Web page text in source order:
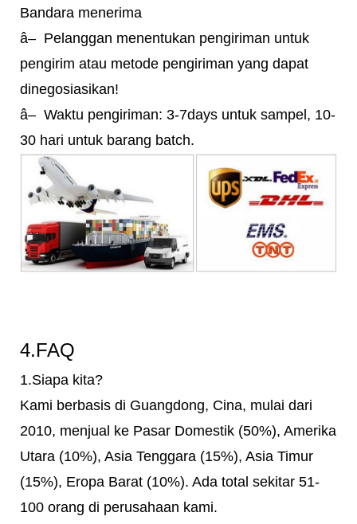
Bandara menerima
â– Pelanggan menentukan pengiriman untuk
pengirim atau metode pengiriman yang dapat
dinegosiasikan!
â– Waktu pengiriman: 3-7days untuk sampel, 10-
30 hari untuk barang batch.
4.FAQ
1.Siapa kita?
Kami berbasis di Guangdong, Cina, mulai dari
2010, menjual ke Pasar Domestik (50%), Amerika
Utara (10%), Asia Tenggara (15%), Asia Timur
(15%), Eropa Barat (10%). Ada total sekitar 51-
100 orang di perusahaan kami.